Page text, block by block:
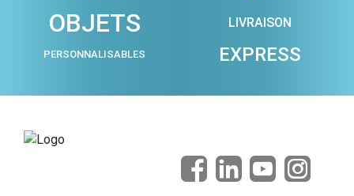
OBJETS
PERSONNALISABLES
LIVRAISON
EXPRESS